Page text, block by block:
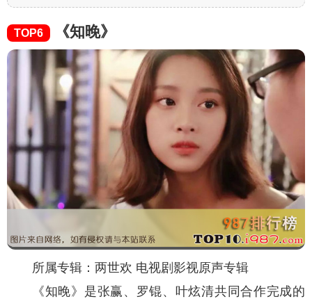
TOP6 《知晚》
所属专辑：两世欢 电视剧影视原声专辑
《知晚》是张赢、罗锟、叶炫清共同合作完成的